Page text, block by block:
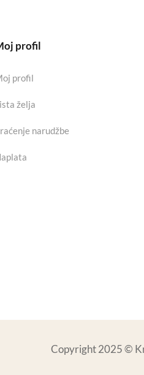
profil
profil
želja
narudžbe
Copyright 2025 ©